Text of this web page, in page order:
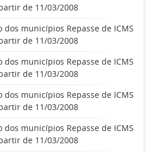
de 11/03/2008
municípios Repasse de ICMS
de 11/03/2008
municípios Repasse de ICMS
de 11/03/2008
municípios Repasse de ICMS
de 11/03/2008
municípios Repasse de ICMS
de 11/03/2008